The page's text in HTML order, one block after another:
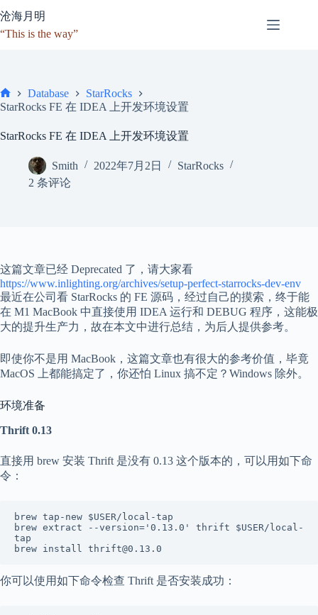
至
内
沧海月明
“This is the way”
首
Database
StarRocks
StarRocks FE 在 IDEA 上开发环境设置
StarRocks FE 在 IDEA 上开发环境设置
Smith 2022年7月2日
StarRocks
2 条评论
这篇文章已经 Deprecated 了，请大家看
https://www.inlighting.org/archives/setup-perfect-starrocks-dev-env
最近在公司看 StarRocks 的 FE 源码，经过自己的摸索，终于能
在 M1 MacBook 中直接使用 IDEA 运行和 DEBUG 程序，这能极
大的提升生产力，故在本文中进行总结，为后人提供参考。
即使你不是用 MacBook，这篇文章也有很大的参考价值，毕竟
MacOS 上都能搞定了，你还怕 Linux 搞不定？Windows 除外。
环境准备
Thrift 0.13
直接用 brew 安装 Thrift 是没有 0.13 这个版本的，可以用如下命
令：
brew tap-new $USER/local-tap
brew extract --version='0.13.0' thrift $USER/local-
tap
brew install thrift@0.13.0
你可以使用如下命令检查 Thrift 是否安装成功：